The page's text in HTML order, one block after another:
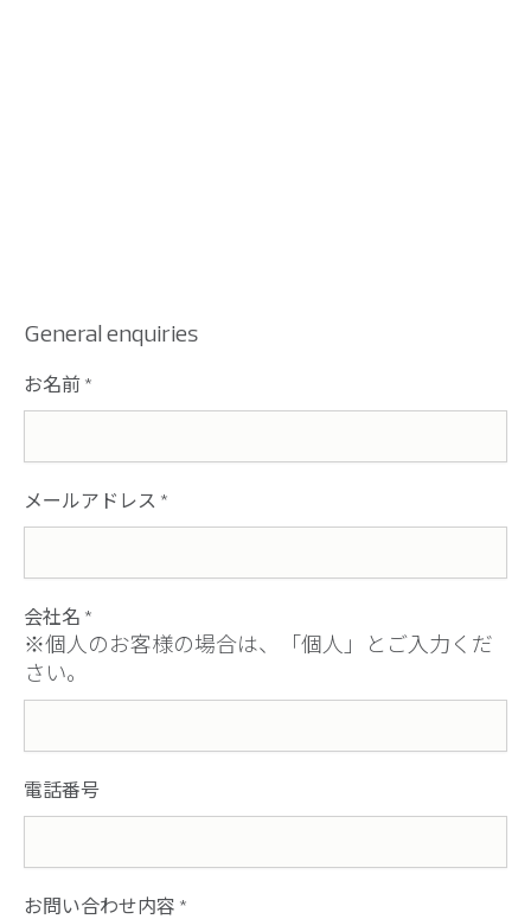
General enquiries
お名前 *
メールアドレス *
会社名 *
※個人のお客様の場合は、「個人」とご入力くだ
さい。
電話番号
お問い合わせ内容 *